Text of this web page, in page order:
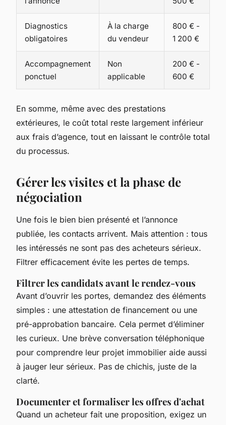
Diagnostics
obligatoires
À la charge
du vendeur
800 € -
1 200 €
Accompagnement
ponctuel
Non
applicable
200 € -
600 €
En somme, même avec des prestations
extérieures, le coût total reste largement inférieur
aux frais d’agence, tout en laissant le contrôle total
du processus.
Gérer les visites et la phase de
négociation
Une fois le bien bien présenté et l’annonce
publiée, les contacts arrivent. Mais attention : tous
les intéressés ne sont pas des acheteurs sérieux.
Filtrer efficacement évite les pertes de temps.
Filtrer les candidats avant le rendez-vous
Avant d’ouvrir les portes, demandez des éléments
simples : une attestation de financement ou une
pré-approbation bancaire. Cela permet d’éliminer
les curieux. Une brève conversation téléphonique
pour comprendre leur projet immobilier aide aussi
à jauger leur sérieux. Pas de chichis, juste de la
clarté.
Documenter et formaliser les offres d'achat
Quand un acheteur fait une proposition, exigez un